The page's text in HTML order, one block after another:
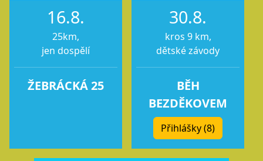
16.8.
25km,
jen dospělí
ŽEBRÁCKÁ 25
30.8.
kros 9 km,
dětské závody
BĚH
BEZDĚKOVEM
Přihlášky (8)